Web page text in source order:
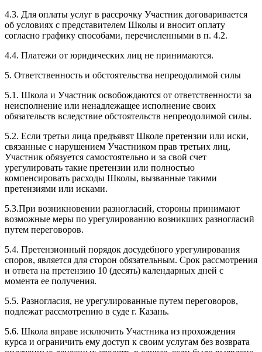
4.3. Для оплаты услуг в рассрочку Участник договаривается
об условиях с представителем Школы и вносит оплату
согласно графику способами, перечисленными в п. 4.2.
4.4. Платежи от юридических лиц не принимаются.
5. Ответственность и обстоятельства непреодолимой силы
5.1. Школа и Участник освобождаются от ответственности за
неисполнение или ненадлежащее исполнение своих
обязательств вследствие обстоятельств непреодолимой силы.
5.2. Если третьи лица предъявят Школе претензии или иски,
связанные с нарушением Участником прав третьих лиц,
Участник обязуется самостоятельно и за свой счет
урегулировать такие претензии или полностью
компенсировать расходы Школы, вызванные такими
претензиями или исками.
5.3.При возникновении разногласий, стороны принимают
возможные меры по урегулированию возникших разногласий
путем переговоров.
5.4. Претензионный порядок досудебного урегулирования
споров, является для сторон обязательным. Срок рассмотрения
и ответа на претензию 10 (десять) календарных дней с
момента ее получения.
5.5. Разногласия, не урегулированные путем переговоров,
подлежат рассмотрению в суде г. Казань.
5.6. Школа вправе исключить Участника из прохождения
курса и ограничить ему доступ к своим услугам без возврата